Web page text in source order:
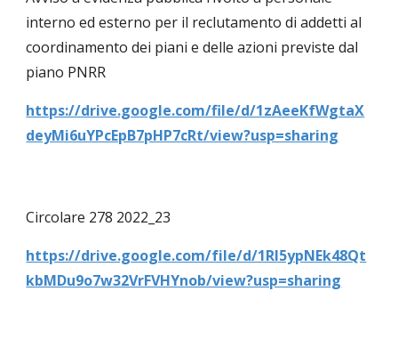
interno ed esterno per il reclutamento di addetti al
coordinamento dei piani e delle azioni previste dal
piano PNRR
https://drive.google.com/file/d/1zAeeKfWgtaX
deyMi6uYPcEpB7pHP7cRt/view?usp=sharing
Circolare 278 2022_23
https://drive.google.com/file/d/1Rl5ypNEk48Qt
kbMDu9o7w32VrFVHYnob/view?usp=sharing